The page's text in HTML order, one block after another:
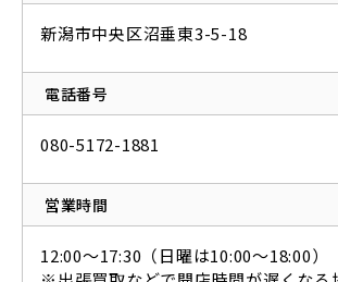
新潟市中央区沼垂東3-5-18
電話番号
080-5172-1881
営業時間
12:00～17:30（日曜は10:00～18:00）